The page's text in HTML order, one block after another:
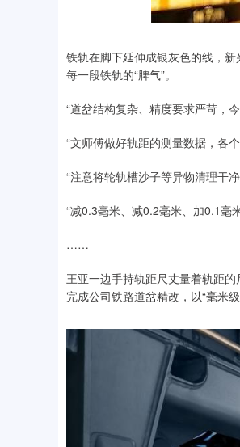
铁轨在脚下延伸成银灰色的线，
每一段铁轨的“脾气”。
“道岔结构复杂、精度要求严苛，
“文师傅做好轨距的测量数据，各
“注意将轮轨槽沙子等异物清理干
“减0.3毫米、减0.2毫米、加0.1毫
……
王亚一边手持轨距尺丈量着轨距
完成公司铁路道岔精改，以“毫米